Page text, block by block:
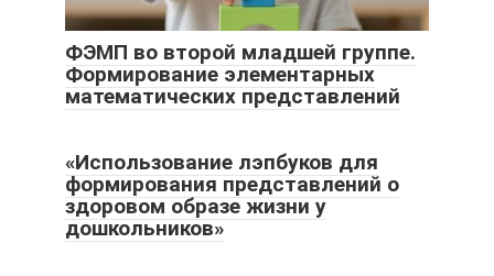
ФЭМП во второй младшей группе.
Формирование элементарных
математических представлений
«Использование лэпбуков для
формирования представлений о
здоровом образе жизни у
дошкольников»